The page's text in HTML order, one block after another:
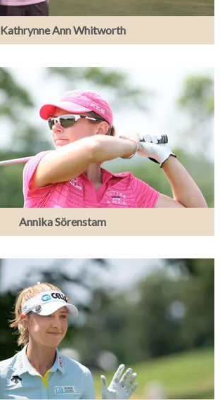
Kathrynne Ann Whitworth
Annika Sörenstam